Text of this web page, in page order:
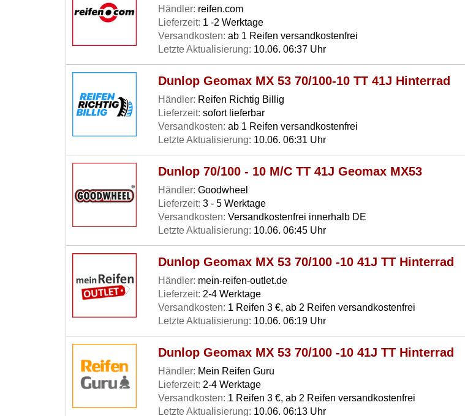
Händler: reifen.com
Lieferzeit: 1 -2 Werktage
Versandkosten: ab 1 Reifen versandkostenfrei
Letzte Aktualisierung: 10.06. 06:37 Uhr
Dunlop Geomax MX 53 70/100-10 TT 41J Hinterrad
Händler: Reifen Richtig Billig
Lieferzeit: sofort lieferbar
Versandkosten: ab 1 Reifen versandkostenfrei
Letzte Aktualisierung: 10.06. 06:31 Uhr
Dunlop 70/100 - 10 M/C TT 41J Geomax MX53
Händler: Goodwheel
Lieferzeit: 3 - 5 Werktage
Versandkosten: Versandkostenfrei innerhalb DE
Letzte Aktualisierung: 10.06. 06:45 Uhr
Dunlop Geomax MX 53 70/100 -10 41J TT Hinterrad
Händler: mein-reifen-outlet.de
Lieferzeit: 2-4 Werktage
Versandkosten: 1 Reifen 3 €, ab 2 Reifen versandkostenfrei
Letzte Aktualisierung: 10.06. 06:19 Uhr
Dunlop Geomax MX 53 70/100 -10 41J TT Hinterrad
Händler: Mein Reifen Guru
Lieferzeit: 2-4 Werktage
Versandkosten: 1 Reifen 3 €, ab 2 Reifen versandkostenfrei
Letzte Aktualisierung: 10.06. 06:13 Uhr